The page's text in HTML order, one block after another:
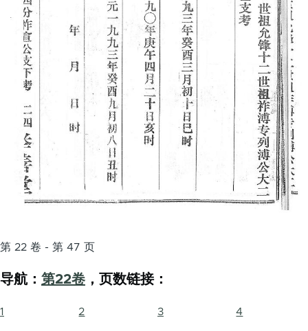
第 22 卷 - 第 47 页
导航： 第22卷 ，页数链接：
1 2 3 4